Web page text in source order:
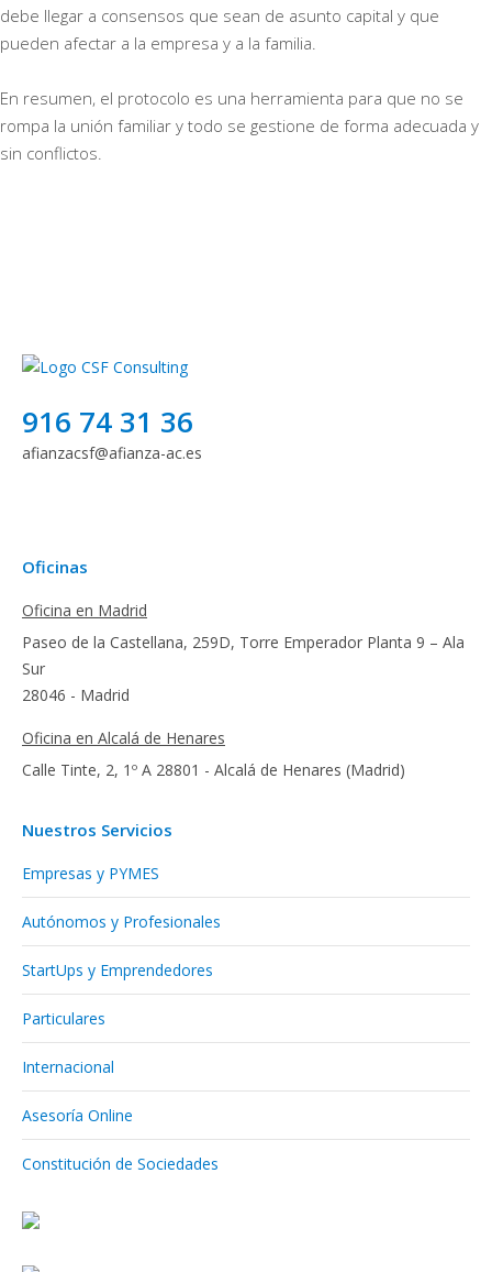
debe llegar a consensos que sean de asunto capital y que
pueden afectar a la empresa y a la familia.
En resumen, el protocolo es una herramienta para que no se
rompa la unión familiar y todo se gestione de forma adecuada y
sin conflictos.
916 74 31 36
afianzacsf@afianza-ac.es
Oficinas
Oficina en Madrid
Paseo de la Castellana, 259D, Torre Emperador Planta 9 – Ala
Sur
28046 - Madrid
Oficina en Alcalá de Henares
Calle Tinte, 2, 1º A 28801 - Alcalá de Henares (Madrid)
Nuestros Servicios
Empresas y PYMES
Autónomos y Profesionales
StartUps y Emprendedores
Particulares
Internacional
Asesoría Online
Constitución de Sociedades